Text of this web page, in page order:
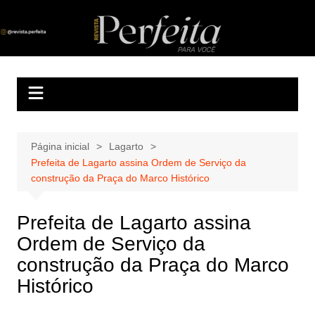
Revista Perfeita
A melhor revista eletrônica do interior de Sergipe
Página inicial
Lagarto
Prefeita de Lagarto assina Ordem de Serviço da
construção da Praça do Marco Histórico
Prefeita de Lagarto assina
Ordem de Serviço da
construção da Praça do Marco
Histórico